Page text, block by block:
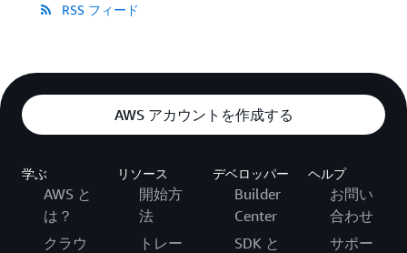
RSS フィード
AWS アカウントを作成する
学ぶ
AWS と
は？
クラウ
リソース
開始方
法
トレー
デベロッパー
Builder
Center
SDK と
ヘルプ
お問い
合わせ
サポー